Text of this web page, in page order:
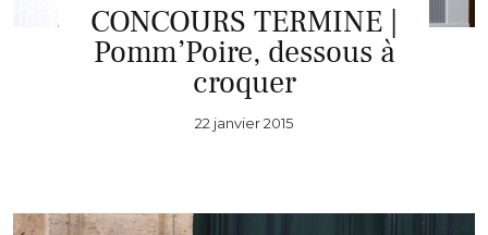
CONCOURS TERMINE |
Pomm’Poire, dessous à
croquer
22 janvier 2015